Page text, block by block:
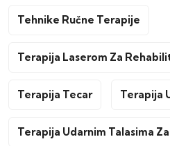
Tehnike Ručne Terapije
Terapija Laserom Za
Terapija Tecar Terapija
Terapija Udarnim Talasima